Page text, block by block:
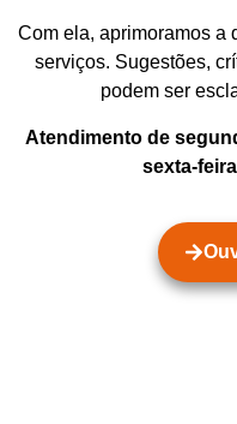
Com ela, aprimoramos a
serviços. Sugestões,
podem ser
Atendimento de
sexta-